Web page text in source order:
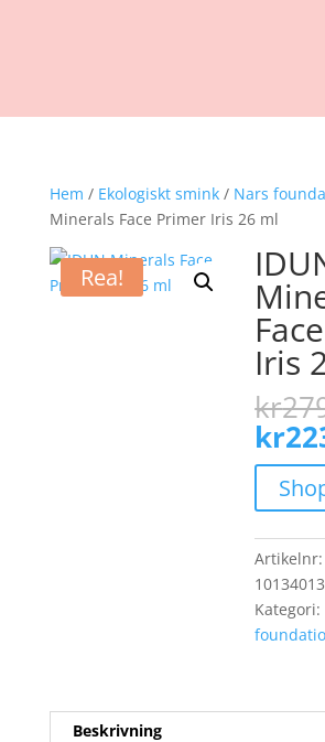
Hem / Ekologiskt smink/ Nars
Minerals Face Primer Iris 26 ml
Rea!
Iris
kr
kr
Artikelnr:
Kategori:
Beskrivning